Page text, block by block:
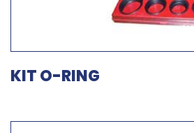
KIT O-RING